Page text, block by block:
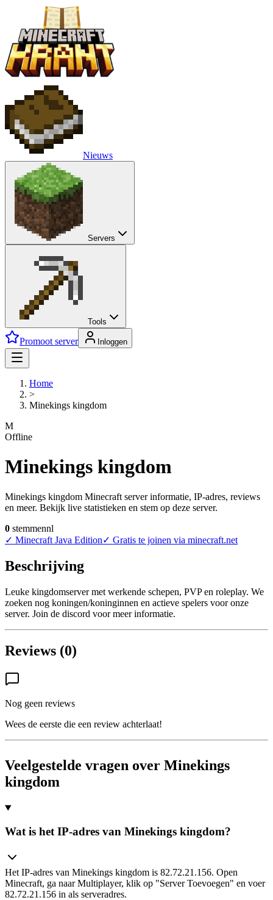
Nieuws
Servers
Tools
Promoot server Inloggen
Home
>
Minekings kingdom
M
Offline
Minekings kingdom
Minekings kingdom Minecraft server informatie, IP-adres, reviews
en meer. Bekijk live statistieken en stem op deze server.
0 stemmennl
✓ Minecraft Java Edition✓ Gratis te joinen via minecraft.net
Beschrijving
Leuke kingdomserver met werkende schepen, PVP en roleplay. We
zoeken nog koningen/koninginnen en actieve spelers voor onze
server. Join de discord voor meer informatie.
Reviews (0)
Nog geen reviews
Wees de eerste die een review achterlaat!
Veelgestelde vragen over Minekings
kingdom
Wat is het IP-adres van Minekings kingdom?
Het IP-adres van Minekings kingdom is 82.72.21.156. Open
Minecraft, ga naar Multiplayer, klik op "Server Toevoegen" en voer
82.72.21.156 in als serveradres.